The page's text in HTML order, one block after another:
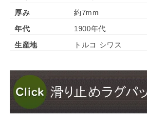
厚み
約7mm
年代
1900年代
生産地
トルコ シワス